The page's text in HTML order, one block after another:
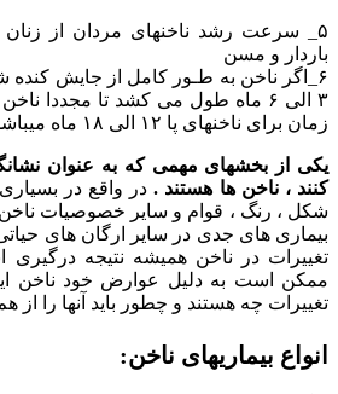
۵_ سرعت رشد ناخنهای مردان از
باردار و مسن
۶_اگر ناخن به طـور کامل از جایش
۳ الی ۶ ماه طول می کشد تا مجددا
زمان برای ناخنهای پا ۱۲ الی ۱۸ ماه میباشد.
یکی از بخشهای مهمی که به عنوان
کنند ، ناخن ها هستند . در واقع در بسیاری
شکل ، رنگ ، قوام و سایر خصوصیات ناخن
بیماری های جدی در سایر ارگان های
تغییرات در ناخن همیشه نتیجه درگیری
ممکن است به دلیل عوارض خود ناخن
تغییرات چه هستند و چطور باید آنها را از
انواع بیماریهای ناخن: